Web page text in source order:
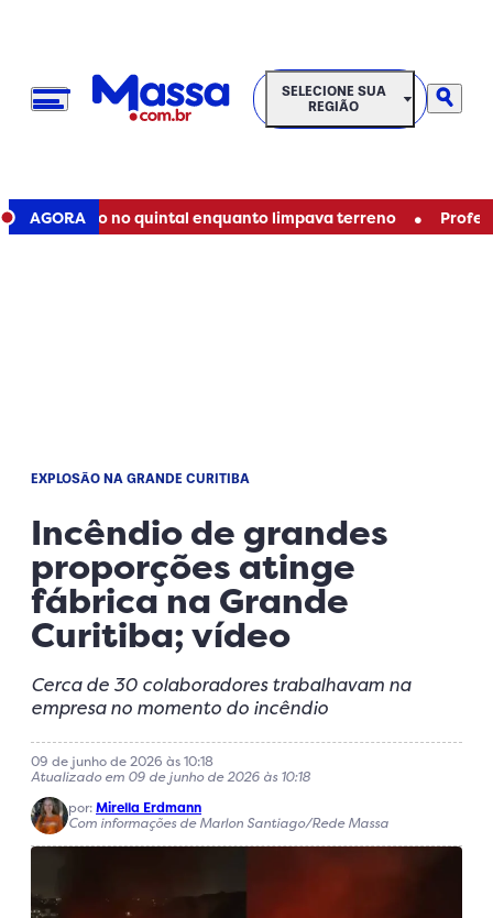
SELECIONE SUA REGIÃO
SELECIONE SUA
REGIÃO
AGORA
corpo no quintal enquanto limpava terreno • Professor
EXPLOSÃO NA GRANDE CURITIBA
Incêndio de grandes
proporções atinge
fábrica na Grande
Curitiba; vídeo
Cerca de 30 colaboradores trabalhavam na
empresa no momento do incêndio
09 de junho de 2026 às 10:18
Atualizado em 09 de junho de 2026 às 10:18
por:Mirella Erdmann
Com informações de Marlon Santiago/Rede Massa